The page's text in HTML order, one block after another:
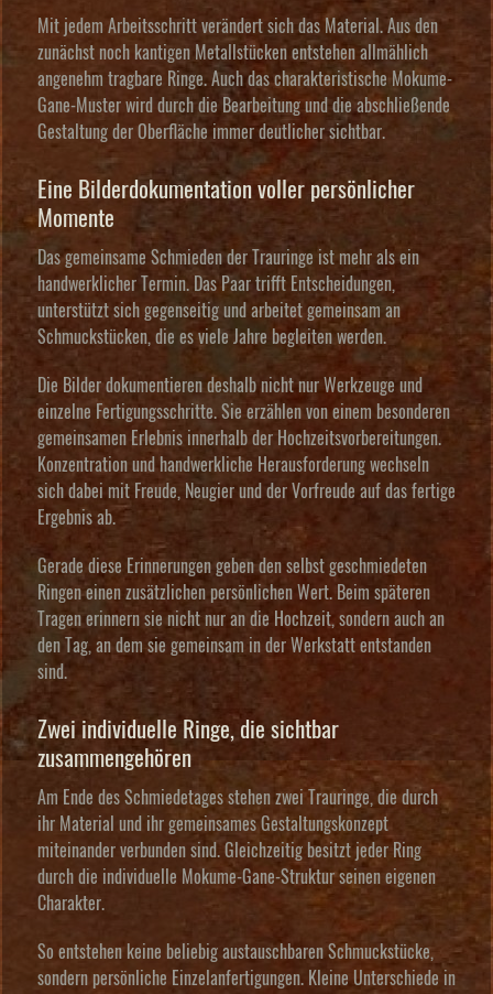
Mit jedem Arbeitsschritt verändert sich das Material. Aus den
zunächst noch kantigen Metallstücken entstehen allmählich
angenehm tragbare Ringe. Auch das charakteristische Mokume-
Gane-Muster wird durch die Bearbeitung und die abschließende
Gestaltung der Oberfläche immer deutlicher sichtbar.
Eine Bilderdokumentation voller persönlicher
Momente
Das gemeinsame Schmieden der Trauringe ist mehr als ein
handwerklicher Termin. Das Paar trifft Entscheidungen,
unterstützt sich gegenseitig und arbeitet gemeinsam an
Schmuckstücken, die es viele Jahre begleiten werden.
Die Bilder dokumentieren deshalb nicht nur Werkzeuge und
einzelne Fertigungsschritte. Sie erzählen von einem besonderen
gemeinsamen Erlebnis innerhalb der Hochzeitsvorbereitungen.
Konzentration und handwerkliche Herausforderung wechseln
sich dabei mit Freude, Neugier und der Vorfreude auf das fertige
Ergebnis ab.
Gerade diese Erinnerungen geben den selbst geschmiedeten
Ringen einen zusätzlichen persönlichen Wert. Beim späteren
Tragen erinnern sie nicht nur an die Hochzeit, sondern auch an
den Tag, an dem sie gemeinsam in der Werkstatt entstanden
sind.
Zwei individuelle Ringe, die sichtbar
zusammengehören
Am Ende des Schmiedetages stehen zwei Trauringe, die durch
ihr Material und ihr gemeinsames Gestaltungskonzept
miteinander verbunden sind. Gleichzeitig besitzt jeder Ring
durch die individuelle Mokume-Gane-Struktur seinen eigenen
Charakter.
So entstehen keine beliebig austauschbaren Schmuckstücke,
sondern persönliche Einzelanfertigungen. Kleine Unterschiede in